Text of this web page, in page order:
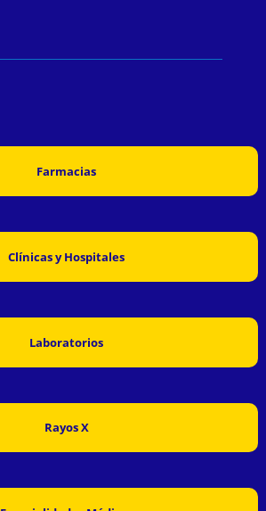
Farmacias
Clínicas y Hospitales
Laboratorios
Rayos X